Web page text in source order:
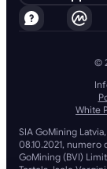
©
White
SIA GoMining
08.10.2021, numero
GoMining (BVI)